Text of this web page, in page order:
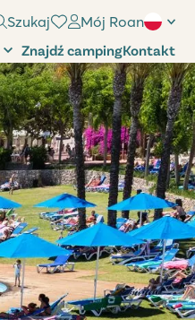
Szukaj Mój Roan
Znajdź campingKontakt